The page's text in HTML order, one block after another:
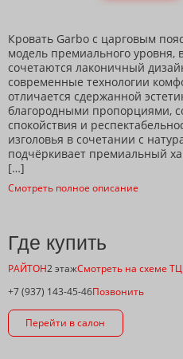
Кровать Garbo с царговым
модель премиального уровня,
сочетаются лаконичный
современные технологии
отличается сдержанной
благородными пропорциями,
спокойствия и
изголовья в сочетании с
подчёркивает премиальный
[…]
Смотреть полное описание
Где купить
РАЙТОН2 этажСмотреть на схеме ТЦ
+7 (937) 143-45-46Позвонить
Перейти в салон